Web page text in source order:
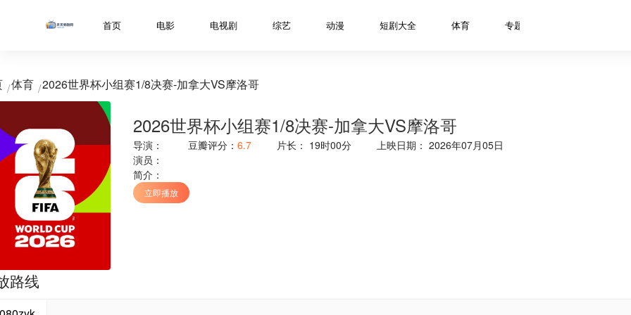
首页 电影 电视剧 综艺 动漫 短剧大全 体育 专题
体育 2026世界杯小组赛1/8决赛-加拿大VS摩洛哥
2026世界杯小组赛1/8决赛-加拿大VS摩洛哥
导演： 豆瓣评分： 6.7 片长： 19时00分
上映日期： 2026年07月05日
演员：
简介：
立即播放
路线